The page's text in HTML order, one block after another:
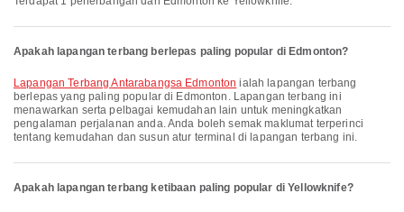
Apakah lapangan terbang berlepas paling popular di Edmonton?
Lapangan Terbang Antarabangsa Edmonton ialah lapangan terbang
berlepas yang paling popular di Edmonton. Lapangan terbang ini
menawarkan serta pelbagai kemudahan lain untuk meningkatkan
pengalaman perjalanan anda. Anda boleh semak maklumat terperinci
tentang kemudahan dan susun atur terminal di lapangan terbang ini.
Apakah lapangan terbang ketibaan paling popular di Yellowknife?